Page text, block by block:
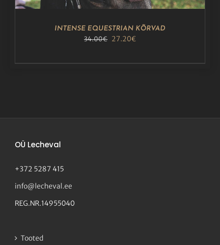
TOOTELEHEL.
INTENSE EQUESTRIAN KÕRVAD
34.00€ Algne
27.20€
OÜ Lecheval
+372 5287 415
info@lecheval.ee
REG.NR.14955040
Tooted